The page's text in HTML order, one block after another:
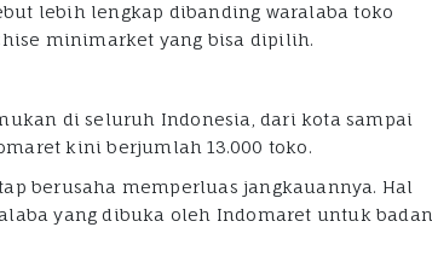
lebih lengkap dibanding waralaba toko
minimarket yang bisa dipilih.
di seluruh Indonesia, dari kota sampai
kini berjumlah 13.000 toko.
berusaha memperluas jangkauannya. Hal
yang dibuka oleh Indomaret untuk badan